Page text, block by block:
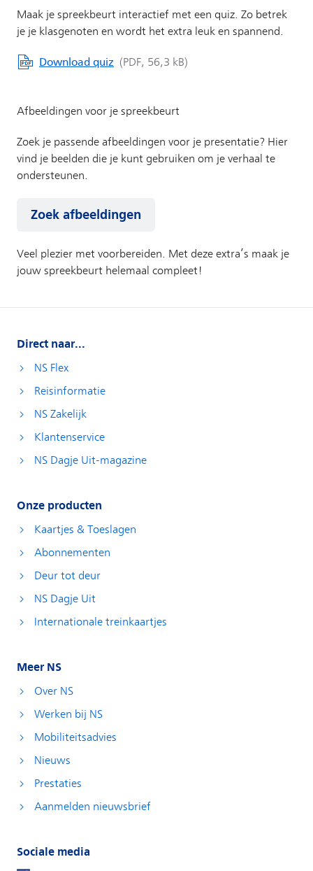
Direct naar...
NS Flex
Reisinformatie
NS Zakelijk
Klantenservice
NS Dagje Uit-magazine
Onze producten
Kaartjes & Toeslagen
Abonnementen
Deur tot deur
NS Dagje Uit
Internationale treinkaartjes
Meer NS
Over NS
Werken bij NS
Mobiliteitsadvies
Nieuws
Prestaties
Aanmelden nieuwsbrief
Sociale media